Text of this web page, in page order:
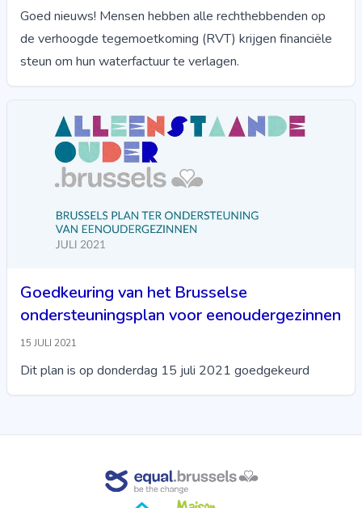
Goed nieuws! Mensen hebben alle rechthebbenden op
de verhoogde tegemoetkoming (RVT) krijgen financiële
steun om hun waterfactuur te verlagen.
Goedkeuring van het Brusselse
ondersteuningsplan voor eenoudergezinnen
15 JULI 2021
Dit plan is op donderdag 15 juli 2021 goedgekeurd